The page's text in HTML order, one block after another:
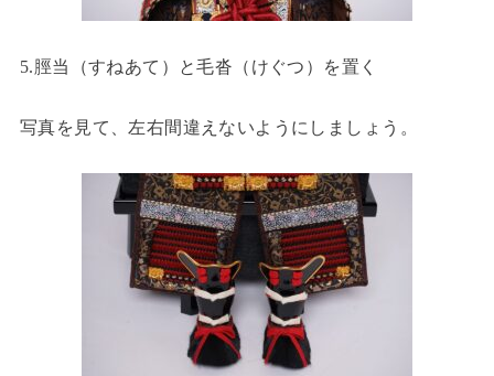
5.脛当（すねあて）と毛沓（けぐつ）を置く
写真を見て、左右間違えないようにしましょう。